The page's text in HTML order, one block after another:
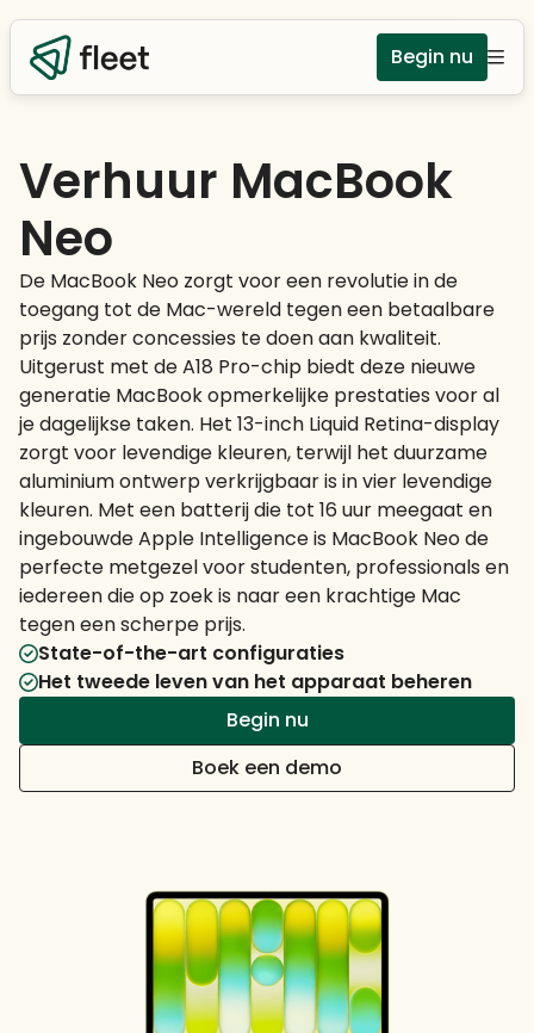
Begin nu
Verhuur MacBook
Neo
De MacBook Neo zorgt voor een revolutie in de
toegang tot de Mac-wereld tegen een betaalbare
prijs zonder concessies te doen aan kwaliteit.
Uitgerust met de A18 Pro-chip biedt deze nieuwe
generatie MacBook opmerkelijke prestaties voor al
je dagelijkse taken. Het 13-inch Liquid Retina-display
zorgt voor levendige kleuren, terwijl het duurzame
aluminium ontwerp verkrijgbaar is in vier levendige
kleuren. Met een batterij die tot 16 uur meegaat en
ingebouwde Apple Intelligence is MacBook Neo de
perfecte metgezel voor studenten, professionals en
iedereen die op zoek is naar een krachtige Mac
tegen een scherpe prijs.
State-of-the-art configuraties
Het tweede leven van het apparaat beheren
Begin nu
Boek een demo